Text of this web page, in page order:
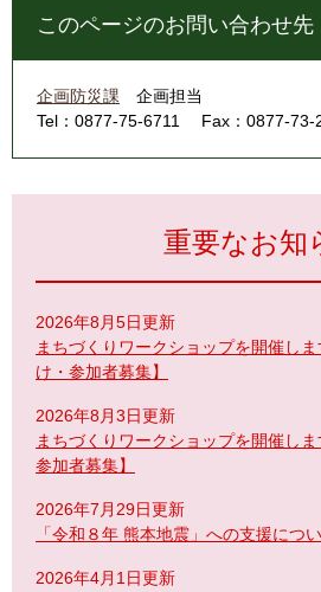
このページのお問い合わせ先
企画防災課
企画担当
Tel：0877-75-6711
Fax：0877-73-
重要なお知
2026年8月5日更新
まちづくりワークショップを開催し
け・参加者募集】
2026年8月3日更新
まちづくりワークショップを開催し
参加者募集】
2026年7月29日更新
「令和８年 熊本地震」への支援につ
2026年4月1日更新